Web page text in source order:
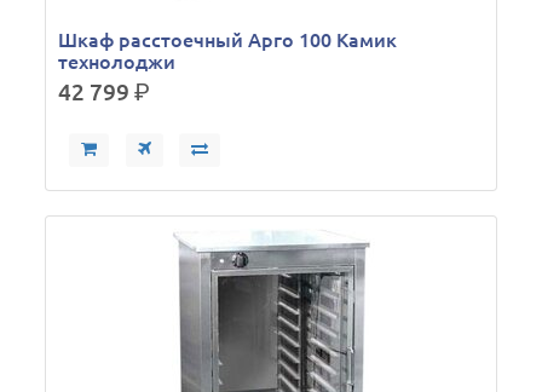
Шкаф расстоечный Арго 100 Камик
технолоджи
42 799р.